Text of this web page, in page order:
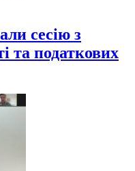
сесію з
та податкових